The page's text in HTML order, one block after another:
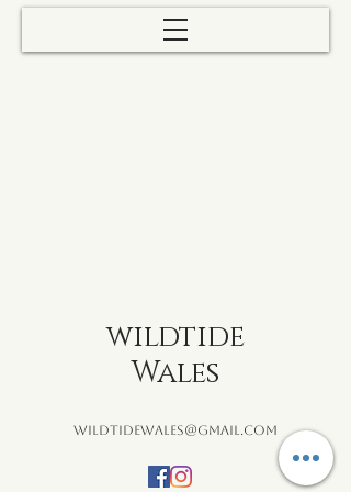
wildtide
Wales
wildtidewales@gmail.com